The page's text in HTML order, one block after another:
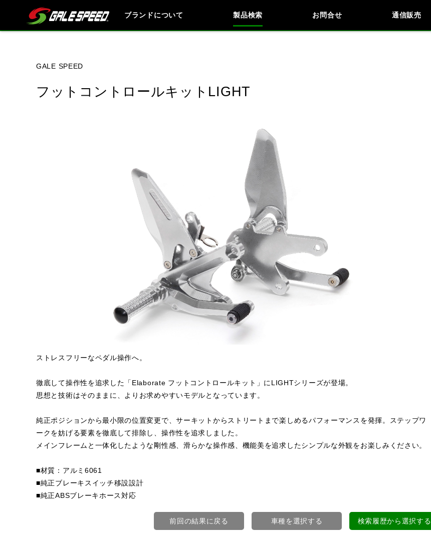
ブランドについて 製品検索 お問合せ 通信販売
GALE SPEED
フットコントロールキットLIGHT
ストレスフリーなペダル操作へ。
徹底して操作性を追求した「Elaborate フットコントロールキット」にLIGHTシリーズが登場。
思想と技術はそのままに、よりお求めやすいモデルとなっています。
純正ポジションから最小限の位置変更で、サーキットからストリートまで楽しめるパフォーマンスを発揮。ステップワ
ークを妨げる要素を徹底して排除し、操作性を追求しました。
メインフレームと一体化したような剛性感、滑らかな操作感、機能美を追求したシンプルな外観をお楽しみください。
■材質：アルミ6061
■純正ブレーキスイッチ移設設計
■純正ABSブレーキホース対応
前回の結果に戻る 車種を選択する 検索履歴から選択する